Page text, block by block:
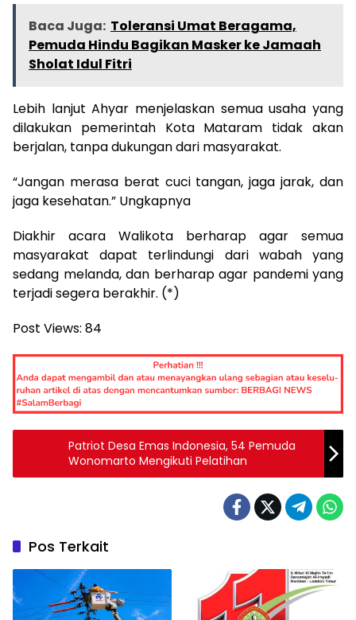
Baca Juga: Toleransi Umat Beragama,
Pemuda Hindu Bagikan Masker ke Jamaah
Sholat Idul Fitri
Lebih lanjut Ahyar menjelaskan semua usaha yang
dilakukan pemerintah Kota Mataram tidak akan
berjalan, tanpa dukungan dari masyarakat.
“Jangan merasa berat cuci tangan, jaga jarak, dan
jaga kesehatan.” Ungkapnya
Diakhir acara Walikota berharap agar semua
masyarakat dapat terlindungi dari wabah yang
sedang melanda, dan berharap agar pandemi yang
terjadi segera berakhir. (*)
Post Views: 84
Patriot Desa Emas Indonesia, 54 Pemuda
Wonomarto Mengikuti Pelatihan
Pos Terkait